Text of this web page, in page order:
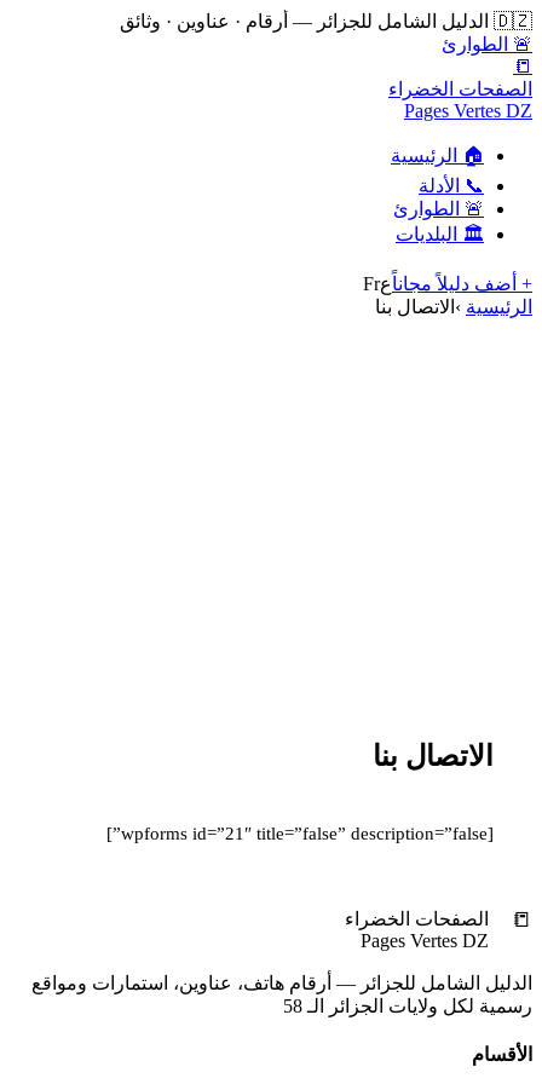
🇩🇿 الدليل الشامل للجزائر — أرقام · عناوين · وثائق
🚨 الطوارئ
📒
الصفحات الخضراء
Pages Vertes DZ
🏠 الرئيسية
📞 الأدلة
🚨 الطوارئ
🏛️ البلديات
+ أضف دليلاً مجاناًعFr
الرئيسية › الاتصال بنا
الاتصال بنا
[wpforms id=”21″ title=”false” description=”false”]
📒
الصفحات الخضراء
Pages Vertes DZ
الدليل الشامل للجزائر — أرقام هاتف، عناوين، استمارات ومواقع
رسمية لكل ولايات الجزائر الـ 58
الأقسام